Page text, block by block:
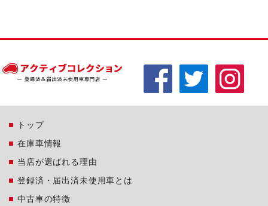
トップ
在庫車情報
当店が選ばれる理由
登録済・届出済未使用車とは
中古車の特徴